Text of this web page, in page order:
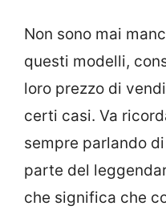
Non sono mai
questi modelli,
loro prezzo di
certi casi. Va
sempre parlando
parte del
che significa che